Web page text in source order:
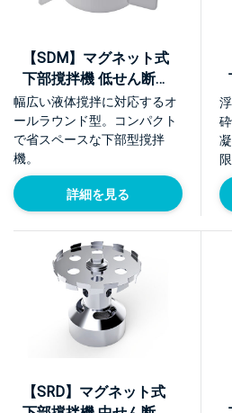
【SDM】マグネット式
下部撹拌機 低せん断・
標準モデル
幅広い液体撹拌に対応するオ
ールラウンド型。コンパクト
で省スペースな下部型撹拌
機。
詳細を見る
【SRD】マグネット式